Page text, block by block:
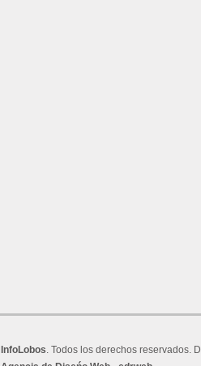
InfoLobos. Todos los derechos reservados.